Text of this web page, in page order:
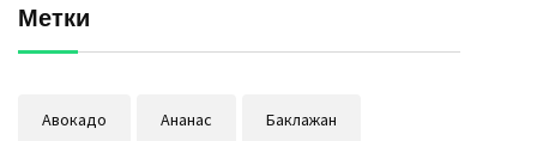
Метки
Авокадо Ананас Баклажан